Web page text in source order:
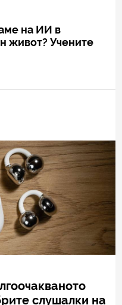
на ИИ в
живот? Учените
слушалки на